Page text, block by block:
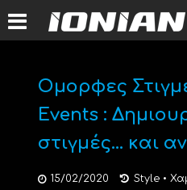
Ομορφες
Events :
στιγμές… και
15/02/2020 Style •